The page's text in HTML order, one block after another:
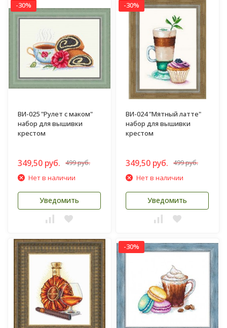
-30%
ВИ-025 "Рулет с маком"
набор для вышивки
крестом
349,50 руб. 499 руб.
Нет в наличии
Уведомить
-30%
ВИ-024 "Мятный латте"
набор для вышивки
крестом
349,50 руб. 499 руб.
Нет в наличии
Уведомить
-30%